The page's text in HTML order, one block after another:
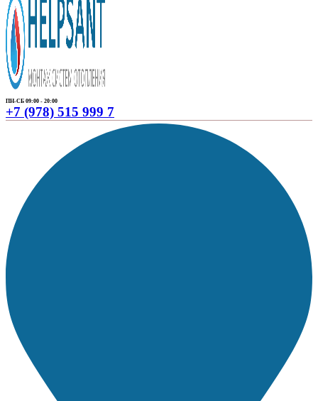
ПН-СБ 09:00 - 20:00
+7 (978) 515 999 7